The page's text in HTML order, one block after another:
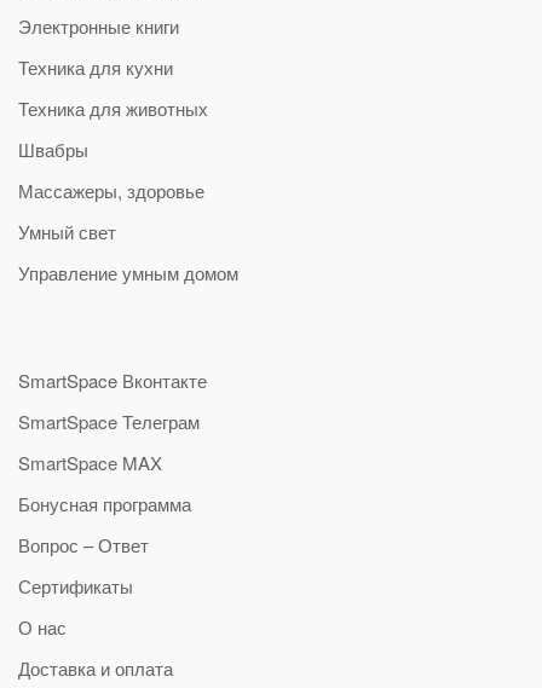
Электронные книги
Техника для кухни
Техника для животных
Швабры
Массажеры, здоровье
Умный свет
Управление умным домом
SmartSpace Вконтакте
SmartSpace Телеграм
SmartSpace MAX
Бонусная программа
Вопрос – Ответ
Сертификаты
О нас
Доставка и оплата